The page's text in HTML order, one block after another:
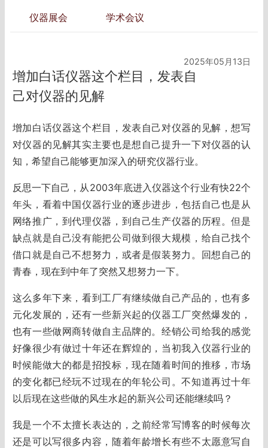
仪器展会 学术会议
2025年05月13日
增加白话仪器这个栏目，发表自
己对仪器的见解
增加白话仪器这个栏目，发表自己对仪器的见解，想写
对仪器的见解其实主要也是想自己提升一下对仪器的认
知，希望自己能够更加深入的研究仪器行业。
反思一下自己，从2003年底进入仪器这个行业有快22个
年头，看着中国仪器行业的逐步进步，包括自己也是从
网络推广，到代理仪器，到自己生产仪器的历程。但是
缺点就是自己没有能把公司做到很大规模，给自己找个
借口就是自己不想努力，或者是假装努力。回想自己的
青春，现在到中年了突然又想努力一下。
这么多年下来，看到工厂有继续做自己产品的，也有多
元化发展的，还有一些新兴起的仪器工厂突然爆发的，
也有一些做网商转做自主品牌的。经销公司给我的感觉
好像很少有做过十年还在辉煌的，当初我入仪器行业的
时候能做大的都是招投标，现在随着时间的推移，市场
的变化都已经玩不过现在的年轮公司。不知道再过十年
以后现在这些做的风生水起的新兴公司还能继续吗？
我是一个不太擅长表达的，之前经常写博客的时候每次
还是可以写很多内容，随着年龄增长有些不太愿意写自